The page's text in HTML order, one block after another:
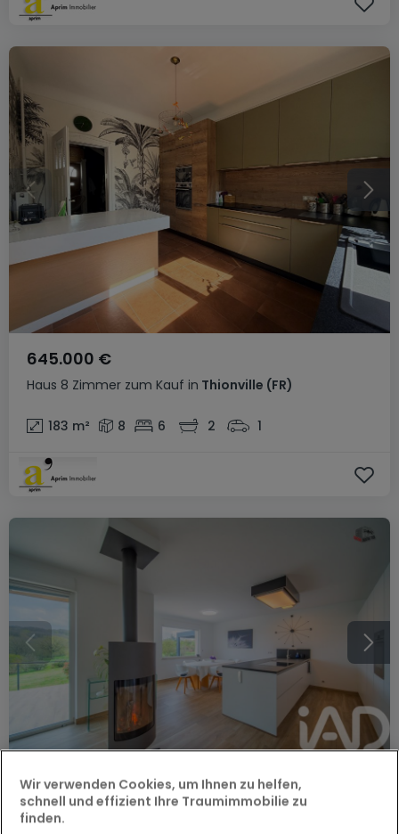
Haus 8 Zimmer zum Kauf in Thionville (FR)
645.000 €
183 m² 8 6 2 1
Haus 8 Zimmer
790.000 €
Wir verwenden Cookies, um Ihnen zu helfen,
schnell und effizient Ihre Traumimmobilie zu
finden.